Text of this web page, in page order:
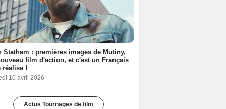
Statham : premières images de Mutiny,
film d'action, et c'est un Français
réalise !
10 avril 2026
Actus Tournages de film